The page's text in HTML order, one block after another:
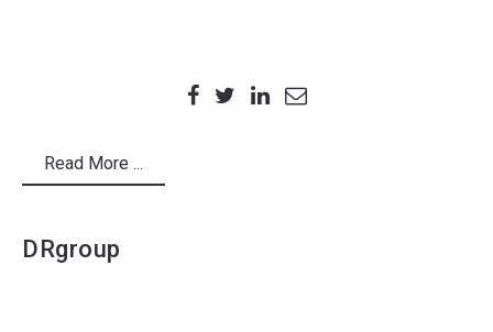
Read More ...
DRgroup